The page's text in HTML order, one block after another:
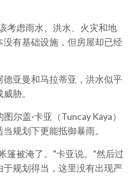
考虑雨水、洪水、火灾和地
有基础设施，但房屋却已经
亚曼和马拉蒂亚，洪水似乎
胁。
尔盖·卡亚（Tuncay Kaya）
规划下更能抵御暴雨。
篷被淹了。”卡亚说。“然后过
规划得当，这里没有出现严